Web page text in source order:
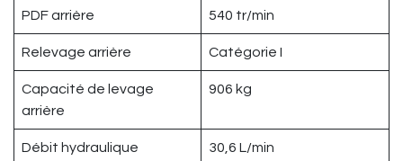
PDF arrière 540 tr/min
Relevage arrière Catégorie I
Capacité de levage
arrière
906 kg
Débit hydraulique
30,6 L/min